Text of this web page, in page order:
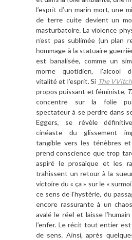
l’esprit d’un marin mort, une
de terre cuite devient un
masturbatoire. La violence
n’est pas sublimée (un plan
hommage à la statuaire
est banalisée, comme un
morne quotidien, l’alcool
vitalité et l’esprit. Si The VVitch
propos puissant et féministe,
concentre sur la folie
spectateur à se perdre dans
Eggers, se révèle
cinéaste du glissement
tangible vers les ténèbres et
prend conscience que trop
aspiré le prosaïque et les
trahissent un retour à la
victoire du « ça » sur le «
ce sens de l’hystérie, du
encore rassurante à un
avalé le réel et laisse
l’enfer. Le récit tout entier
de sens. Ainsi, après